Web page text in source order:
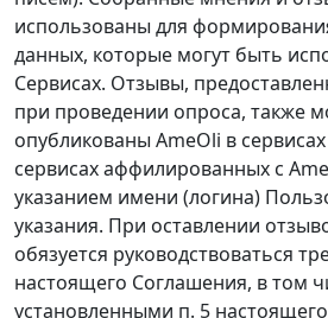
использованы для
данных, которые могут быть
Сервисах. Отзывы,
при проведении опроса, также
опубликованы AmeOli в
сервисах аффилированных с
указанием имени (логина)
указания. При оставлении
обязуется руководствоваться
настоящего Соглашения, в том
установленными п. 5